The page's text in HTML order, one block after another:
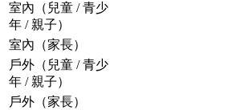
室內（兒童 / 青少
年 / 親子）
室內（家長）
戶外（兒童 / 青少
年 / 親子）
戶外（家長）